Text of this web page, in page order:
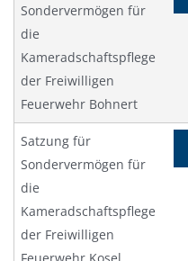
Sondervermögen für
die
Kameradschaftspflege
der Freiwilligen
Feuerwehr Bohnert
Satzung für
Sondervermögen für
die
Kameradschaftspflege
der Freiwilligen
Feuerwehr Kosel